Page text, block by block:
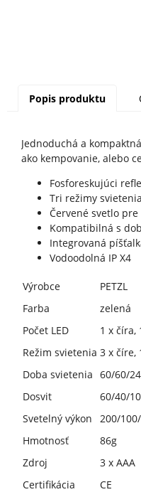
Popis produktu
Jednoduchá a
ako kempovanie, alebo
Fosforeskujúci
Tri režimy
Červené svetlo
Kompatibilná s
Integrovaná
Vodoodolná IP X4
Výrobce
PETZL
Farba
zelená
Počet LED
1 x číra,
Režim svietenia 3 x číre,
Doba svietenia 60/60/
Dosvit
60/40/
Svetelný výkon
200/
Hmotnosť
86g
Zdroj
3 x AAA
Certifikácia
CE